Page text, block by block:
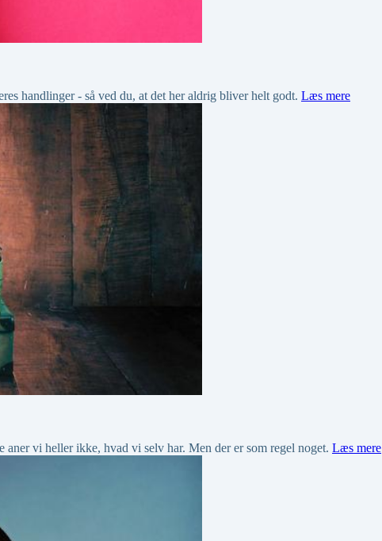
handlinger - så ved du, at det her aldrig bliver helt godt. Læs mere
vi heller ikke, hvad vi selv har. Men der er som regel noget. Læs mere